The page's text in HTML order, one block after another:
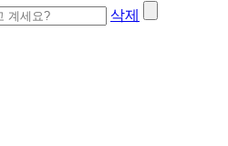
삭제